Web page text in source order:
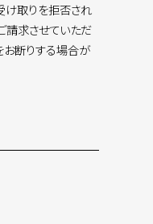
け取りを拒否され
請求させていただ
お断りする場合が